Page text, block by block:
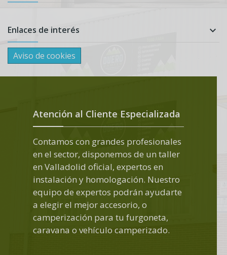
Enlaces de interés 
Aviso de cookies
Atención al Cliente Especializada
Contamos con grandes profesionales
en el sector, disponemos de un taller
en Valladolid oficial, expertos en
instalación y homologación. Nuestro
equipo de expertos podrán ayudarte
a elegir el mejor accesorio, o
camperización para tu furgoneta,
caravana o vehículo camperizado.